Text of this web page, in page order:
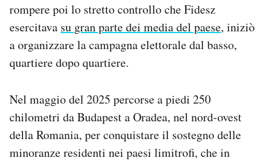
rompere poi lo stretto controllo che Fidesz
esercitava su gran parte dei media del paese, iniziò
a organizzare la campagna elettorale dal basso,
quartiere dopo quartiere.
Nel maggio del 2025 percorse a piedi 250
chilometri da Budapest a Oradea, nel nord-ovest
della Romania, per conquistare il sostegno delle
minoranze residenti nei paesi limitrofi, che in